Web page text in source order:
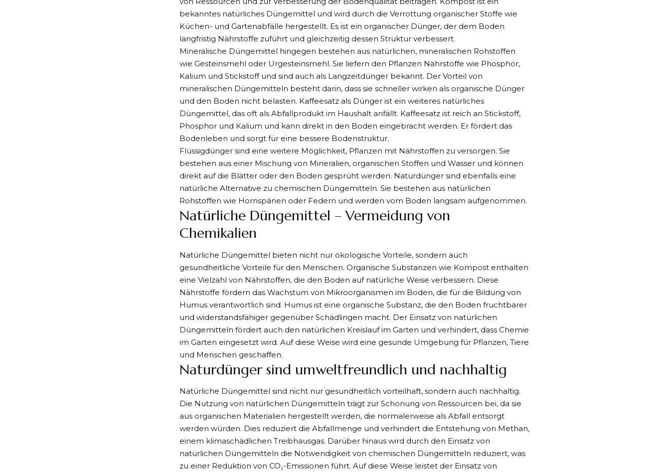
bekanntes natürliches Düngemittel und wird durch die Verrottung organischer Stoffe wie
Küchen- und Gartenabfälle hergestellt. Es ist ein organischer Dünger, der dem Boden
langfristig Nährstoffe zuführt und gleichzeitig dessen Struktur verbessert.
Mineralische Düngemittel hingegen bestehen aus natürlichen, mineralischen Rohstoffen
wie Gesteinsmehl oder Urgesteinsmehl. Sie liefern den Pflanzen Nährstoffe wie Phosphor,
Kalium und Stickstoff und sind auch als Langzeitdünger bekannt. Der Vorteil von
mineralischen Düngemitteln besteht darin, dass sie schneller wirken als organische Dünger
und den Boden nicht belasten. Kaffeesatz als Dünger ist ein weiteres natürliches
Düngemittel, das oft als Abfallprodukt im Haushalt anfällt. Kaffeesatz ist reich an Stickstoff,
Phosphor und Kalium und kann direkt in den Boden eingebracht werden. Er fördert das
Bodenleben und sorgt für eine bessere Bodenstruktur.
Flüssigdünger sind eine weitere Möglichkeit, Pflanzen mit Nährstoffen zu versorgen. Sie
bestehen aus einer Mischung von Mineralien, organischen Stoffen und Wasser und können
direkt auf die Blätter oder den Boden gesprüht werden. Naturdünger sind ebenfalls eine
natürliche Alternative zu chemischen Düngemitteln. Sie bestehen aus natürlichen
Rohstoffen wie Hornspänen oder Federn und werden vom Boden langsam aufgenommen.
Natürliche Düngemittel – Vermeidung von
Chemikalien
Natürliche Düngemittel bieten nicht nur ökologische Vorteile, sondern auch
gesundheitliche Vorteile für den Menschen. Organische Substanzen wie Kompost enthalten
eine Vielzahl von Nährstoffen, die den Boden auf natürliche Weise verbessern. Diese
Nährstoffe fördern das Wachstum von Mikroorganismen im Boden, die für die Bildung von
Humus verantwortlich sind. Humus ist eine organische Substanz, die den Boden fruchtbarer
und widerstandsfähiger gegenüber Schädlingen macht. Der Einsatz von natürlichen
Düngemitteln fördert auch den natürlichen Kreislauf im Garten und verhindert, dass Chemie
im Garten eingesetzt wird. Auf diese Weise wird eine gesunde Umgebung für Pflanzen, Tiere
und Menschen geschaffen.
Naturdünger sind umweltfreundlich und nachhaltig
Natürliche Düngemittel sind nicht nur gesundheitlich vorteilhaft, sondern auch nachhaltig.
Die Nutzung von natürlichen Düngemitteln trägt zur Schonung von Ressourcen bei, da sie
aus organischen Materialien hergestellt werden, die normalerweise als Abfall entsorgt
werden würden. Dies reduziert die Abfallmenge und verhindert die Entstehung von Methan,
einem klimaschädlichen Treibhausgas. Darüber hinaus wird durch den Einsatz von
natürlichen Düngemitteln die Notwendigkeit von chemischen Düngemitteln reduziert, was
zu einer Reduktion von CO₂-Emissionen führt. Auf diese Weise leistet der Einsatz von